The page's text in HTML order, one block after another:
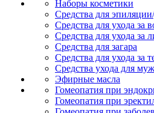
Наборы косметики
Средства для
Средства для ухода за
Средства для ухода за
Средства для загара
Средства для ухода за
Средства ухода для
Эфирные масла
Гомеопатия при
Гомеопатия при